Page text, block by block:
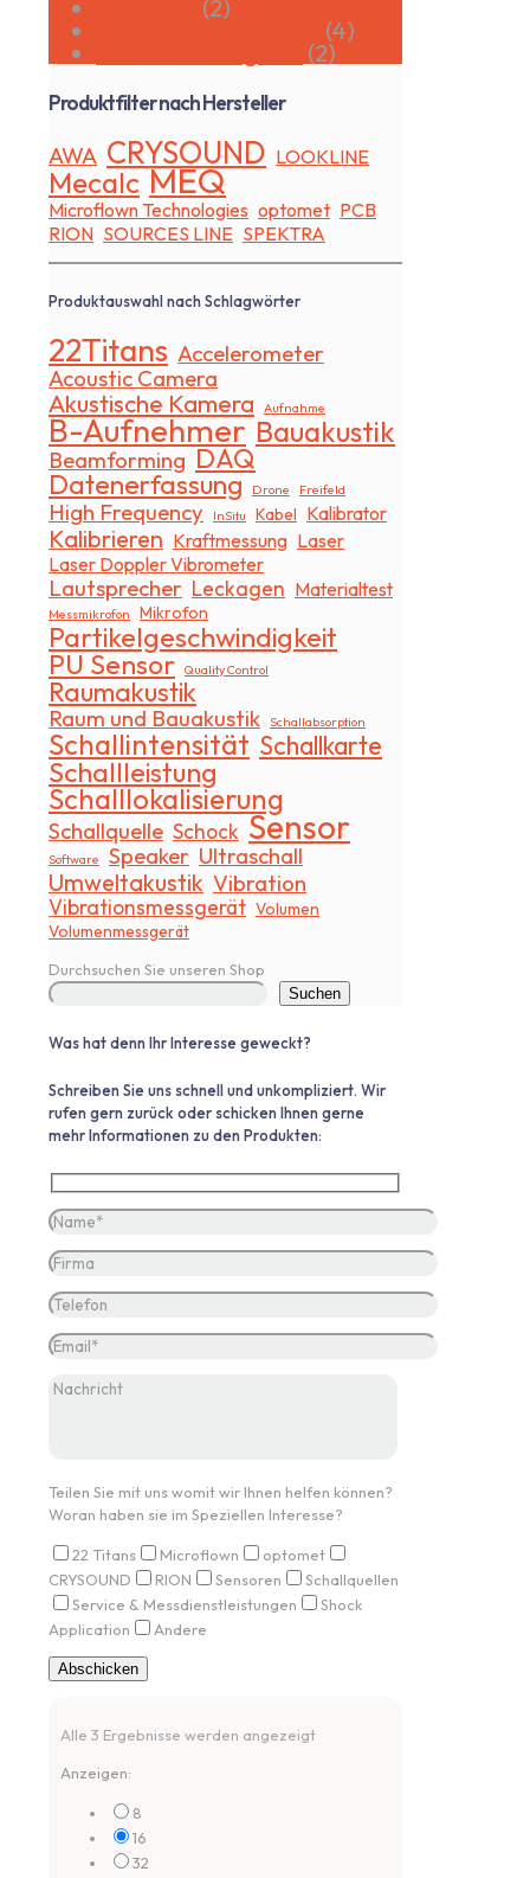
(2)
(4)
(2)
Produktfilter nach Hersteller
AWA CRYSOUND LOOKLINE
Mecalc MEQ
Microflown Technologies optomet PCB
RION SOURCES LINE SPEKTRA
Produktauswahl nach Schlagwörter
22Titans Accelerometer
Acoustic Camera
Akustische Kamera Aufnahme
B-Aufnehmer Bauakustik
Beamforming DAQ
Datenerfassung Drone Freifeld
High Frequency InSitu Kabel Kalibrator
Kalibrieren Kraftmessung Laser
Laser Doppler Vibrometer
Lautsprecher Leckagen Materialtest
Messmikrofon Mikrofon
Partikelgeschwindigkeit
PU Sensor Quality Control
Raumakustik
Raum und Bauakustik Schallabsorption
Schallintensität Schallkarte
Schallleistung
Schalllokalisierung
Schallquelle Schock Sensor
Software Speaker Ultraschall
Umweltakustik Vibration
Vibrationsmessgerät Volumen
Volumenmessgerät
Durchsuchen Sie unseren Shop
Suchen
Was hat denn Ihr Interesse geweckt?
Schreiben Sie uns schnell und unkompliziert. Wir
rufen gern zurück oder schicken Ihnen gerne
mehr Informationen zu den Produkten:
Teilen Sie mit uns womit wir Ihnen helfen können?
Woran haben sie im Speziellen Interesse?
22 Titans Microflown
optomet
CRYSOUND
RION Sensoren
Schallquellen
Service & Messdienstleistungen
Shock
Application
Andere
Alle 3 Ergebnisse werden angezeigt
Anzeigen:
8
16
32